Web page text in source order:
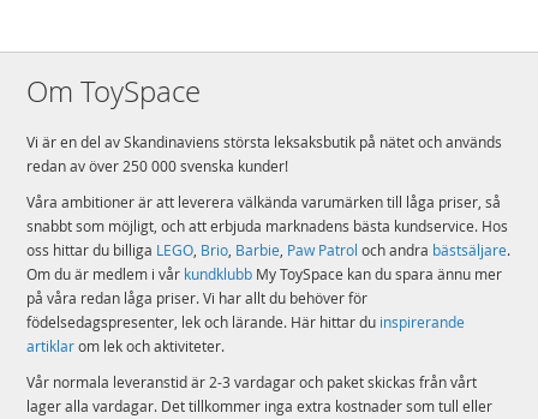
Om ToySpace
Vi är en del av Skandinaviens största leksaksbutik på nätet och används
redan av över 250 000 svenska kunder!
Våra ambitioner är att leverera välkända varumärken till låga priser, så
snabbt som möjligt, och att erbjuda marknadens bästa kundservice. Hos
oss hittar du billiga LEGO, Brio, Barbie, Paw Patrol och andra bästsäljare.
Om du är medlem i vår kundklubb My ToySpace kan du spara ännu mer
på våra redan låga priser. Vi har allt du behöver för
födelsedagspresenter, lek och lärande. Här hittar du inspirerande
artiklarom lek och aktiviteter.
Vår normala leveranstid är 2-3 vardagar och paket skickas från vårt
lager alla vardagar. Det tillkommer inga extra kostnader som tull eller